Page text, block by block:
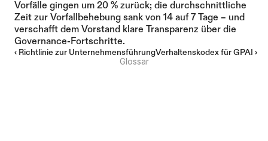
Vorfälle gingen um 20 % zurück; die durchschnittliche
Zeit zur Vorfallbehebung sank von 14 auf 7 Tage – und
verschafft dem Vorstand klare Transparenz über die
Governance-Fortschritte.
‹ Richtlinie zur UnternehmensführungVerhaltenskodex für GPAI ›
Glossar